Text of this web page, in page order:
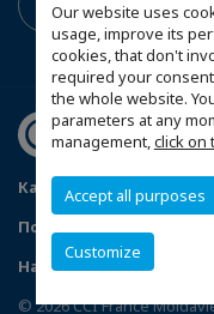
Our website uses
usage, improve its
cookies, that don't
required your
the whole website.
parameters at any
management,click on
Accept all purposes
Customize
Карта сайта
Политика
Настройка
© 2026 CCI France